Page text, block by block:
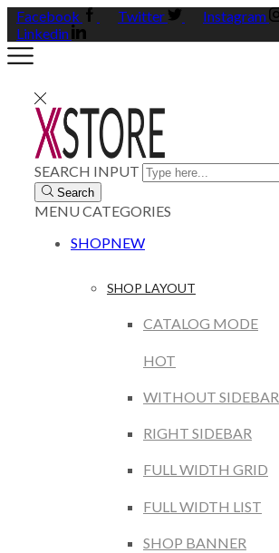
Facebook Twitter Instagram
Linkedin
SEARCH INPUT
Search
MENUCATEGORIES
SHOPNEW
SHOP LAYOUT
CATALOG MODE
HOT
WITHOUT SIDEBAR
RIGHT SIDEBAR
FULL WIDTH GRID
FULL WIDTH LIST
SHOP BANNER